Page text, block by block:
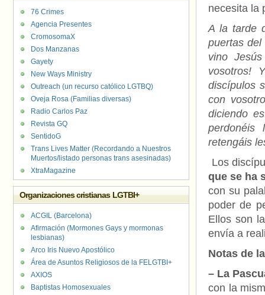
necesita la
A la tarde
puertas del
vino
vosotros!
discípulos
con
diciendo
retengáis
Los
que se ha
con su
poder de
Ellos son
envía a
Notas de
– La
con la
76 Crimes
Agencia Presentes
CromosomaX
Dos Manzanas
Gayety
New Ways Ministry
Outreach (un recurso católico LGTBQ)
Oveja Rosa (Familias diversas)
Radio Carlos Paz
Revista GQ
SentidoG
Trans Lives Matter (Recordando a Nuestros
Muertos/listado personas trans asesinadas)
XtraMagazine
Organizaciones cristianas LGTBI+
ACGIL (Barcelona)
Afirmación (Mormones Gays y mormonas
lesbianas)
Arco Iris Nuevo Apostólico
Área de Asuntos Religiosos de la FELGTBI+
AXIOS
Baptistas Homosexuales